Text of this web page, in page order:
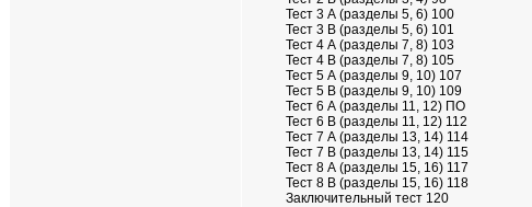
Тест 3 А (разделы 5, 6) 100
Тест 3 В (разделы 5, 6) 101
Тест 4 А (разделы 7, 8) 103
Тест 4 В (разделы 7, 8) 105
Тест 5 А (разделы 9, 10) 107
Тест 5 В (разделы 9, 10) 109
Тест 6 А (разделы 11, 12) ПО
Тест 6 В (разделы 11, 12) 112
Тест 7 А (разделы 13, 14) 114
Тест 7 В (разделы 13, 14) 115
Тест 8 А (разделы 15, 16) 117
Тест 8 В (разделы 15, 16) 118
Заключительный тест 120